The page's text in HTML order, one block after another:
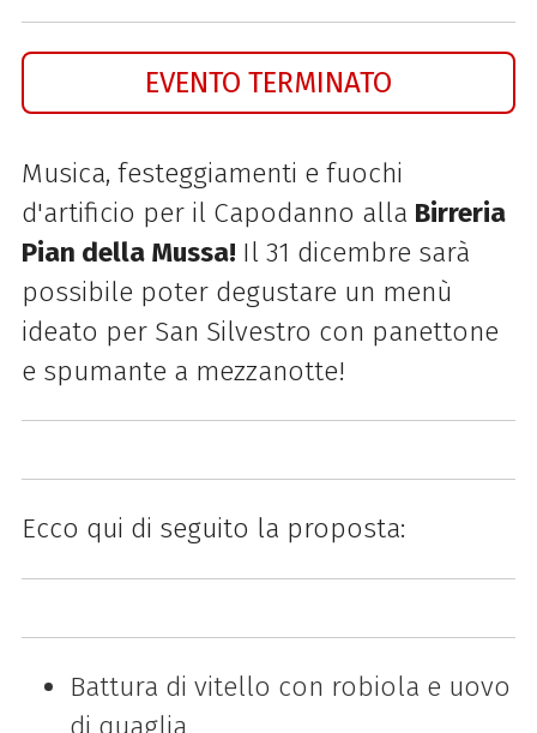
EVENTO TERMINATO
Musica, festeggiamenti e fuochi
d'artificio per il Capodanno alla Birreria
Pian della Mussa! Il 31 dicembre sarà
possibile poter degustare un menù
ideato per San Silvestro con panettone
e spumante a mezzanotte!
Ecco qui di seguito la proposta:
Battura di vitello con robiola e uovo
di quaglia